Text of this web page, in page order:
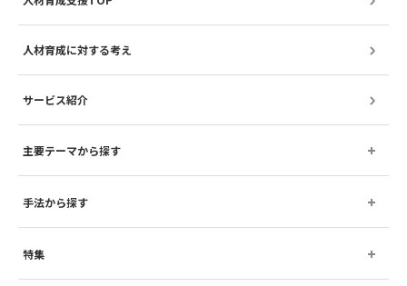
人材育成に対する考え
サービス紹介
主要テーマから探す
手法から探す
特集